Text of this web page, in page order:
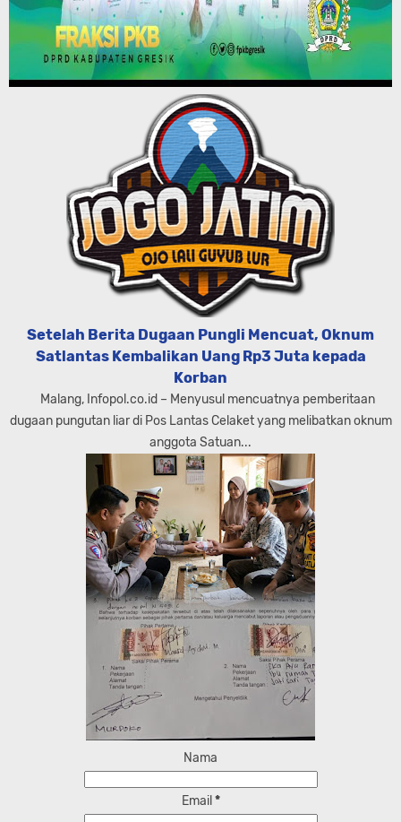
Setelah Berita Dugaan Pungli Mencuat, Oknum
Satlantas Kembalikan Uang Rp3 Juta kepada
Korban
Malang, Infopol.co.id – Menyusul mencuatnya pemberitaan
dugaan pungutan liar di Pos Lantas Celaket yang melibatkan oknum
anggota Satuan...
Nama
Email *